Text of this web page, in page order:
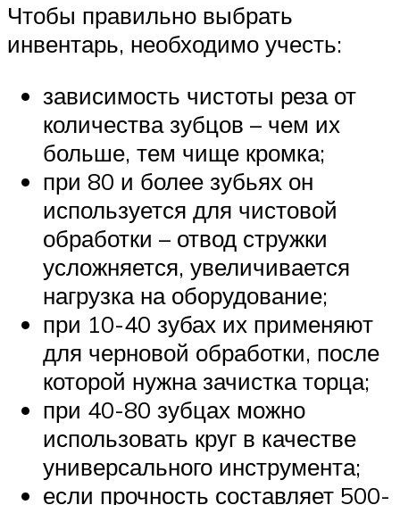
Чтобы правильно выбрать
инвентарь, необходимо учесть:
зависимость чистоты реза от
количества зубцов – чем их
больше, тем чище кромка;
при 80 и более зубьях он
используется для чистовой
обработки – отвод стружки
усложняется, увеличивается
нагрузка на оборудование;
при 10-40 зубах их применяют
для черновой обработки, после
которой нужна зачистка торца;
при 40-80 зубцах можно
использовать круг в качестве
универсального инструмента;
если прочность составляет 500-